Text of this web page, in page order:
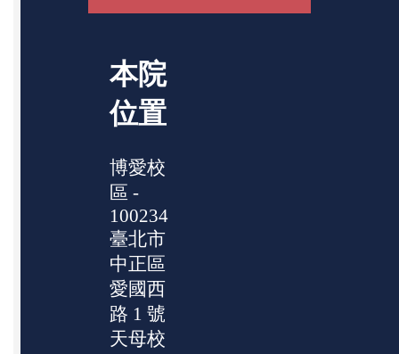
本院
位置
博愛校
區 -
100234
臺北市
中正區
愛國西
路 1 號
天母校